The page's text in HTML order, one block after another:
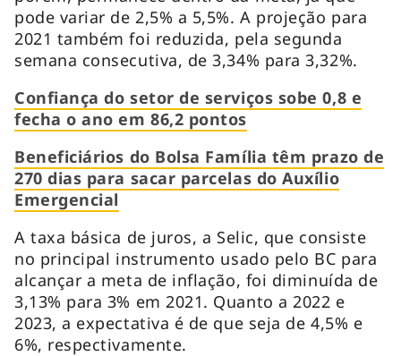
pode variar de 2,5% a 5,5%. A projeção para
2021 também foi reduzida, pela segunda
semana consecutiva, de 3,34% para 3,32%.
Confiança do setor de serviços sobe 0,8 e
fecha o ano em 86,2 pontos
Beneficiários do Bolsa Família têm prazo de
270 dias para sacar parcelas do Auxílio
Emergencial
A taxa básica de juros, a Selic, que consiste
no principal instrumento usado pelo BC para
alcançar a meta de inflação, foi diminuída de
3,13% para 3% em 2021. Quanto a 2022 e
2023, a expectativa é de que seja de 4,5% e
6%, respectivamente.